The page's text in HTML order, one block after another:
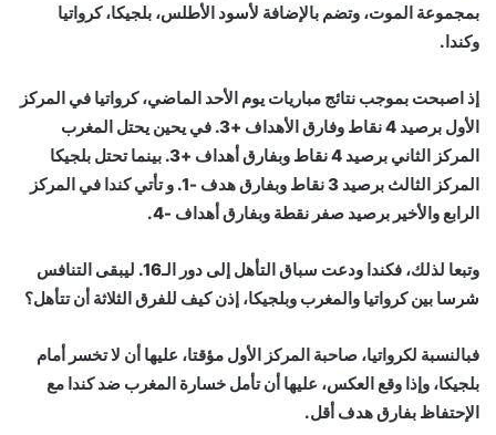
بمجموعة الموت، وتضم بالإضافة لأسود الأطلس، بلجيكا، كرواتيا
وكندا.
إذ اصبحت بموجب نتائج مباريات يوم الأحد الماضي، كرواتيا في المركز
الأول برصيد 4 نقاط وفارق الأهداف +3. في يحين يحتل المغرب
المركز الثاني برصيد 4 نقاط وبفارق أهداف +3. بينما تحتل بلجيكا
المركز الثالث برصيد 3 نقاط وبفارق هدف -1. و تأتي كندا في المركز
الرابع والأخير برصيد صفر نقطة وبفارق أهداف -4.
وتبعا لذلك، فكندا ودعت سباق التأهل إلى دور الـ16. ليبقى التنافس
شرسا بين كرواتيا والمغرب وبلجيكا، إذن كيف للفرق الثلاثة أن تتأهل؟
فبالنسبة لكرواتيا، صاحبة المركز الأول مؤقتا، عليها أن لا تخسر أمام
بلجيكا، وإذا وقع العكس، عليها أن تأمل خسارة المغرب ضد كندا مع
الإحتفاظ بفارق هدف أقل.